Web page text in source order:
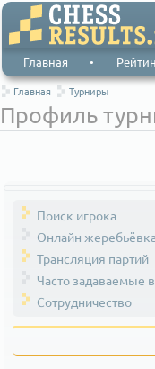
Главная •
Главная Турниры
Профиль
Поиск игрока
Онлайн
Трансляция партий
Часто задаваемые
Сотрудничество